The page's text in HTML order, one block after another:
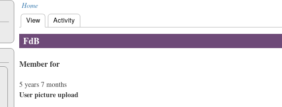
Breadcrumb
Home
Primary
tabs
View (active tab)
Activity
FdB
Member for
5 years 7 months
User picture upload